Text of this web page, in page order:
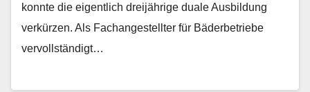
konnte die eigentlich dreijährige duale Ausbildung
verkürzen. Als Fachangestellter für Bäderbetriebe
vervollständigt…